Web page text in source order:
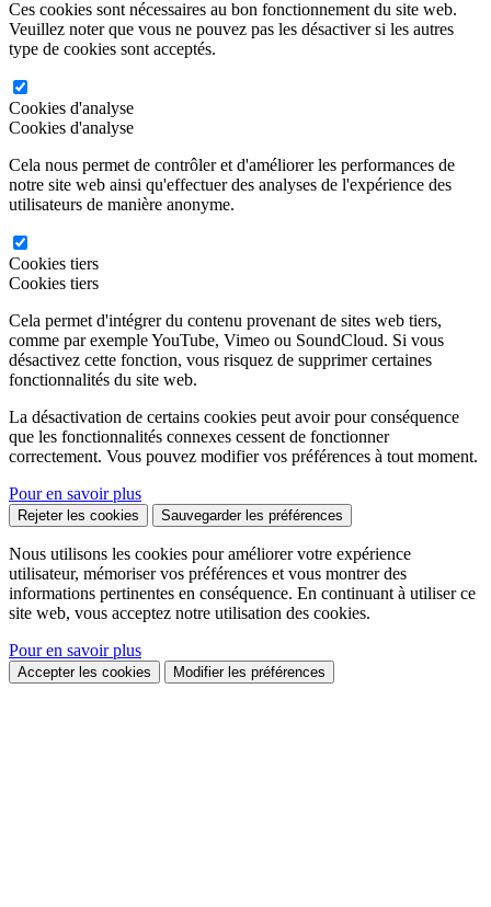
Ces cookies sont nécessaires au bon fonctionnement du site web.
Veuillez noter que vous ne pouvez pas les désactiver si les autres
type de cookies sont acceptés.
Cookies d'analyse
Cookies d'analyse
Cela nous permet de contrôler et d'améliorer les performances de
notre site web ainsi qu'effectuer des analyses de l'expérience des
utilisateurs de manière anonyme.
Cookies tiers
Cookies tiers
Cela permet d'intégrer du contenu provenant de sites web tiers,
comme par exemple YouTube, Vimeo ou SoundCloud. Si vous
désactivez cette fonction, vous risquez de supprimer certaines
fonctionnalités du site web.
La désactivation de certains cookies peut avoir pour conséquence
que les fonctionnalités connexes cessent de fonctionner
correctement. Vous pouvez modifier vos préférences à tout moment.
Pour en savoir plus
Rejeter les cookies Sauvegarder les préférences
Nous utilisons les cookies pour améliorer votre expérience
utilisateur, mémoriser vos préférences et vous montrer des
informations pertinentes en conséquence. En continuant à utiliser ce
site web, vous acceptez notre utilisation des cookies.
Pour en savoir plus
Accepter les cookies Modifier les préférences